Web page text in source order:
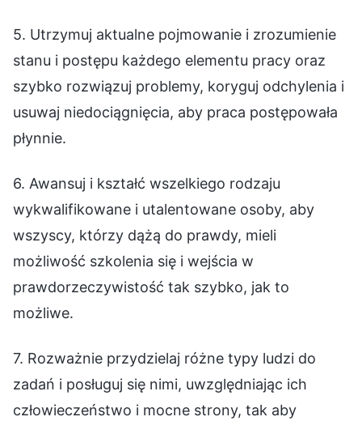
5. Utrzymuj aktualne pojmowanie i zrozumienie
stanu i postępu każdego elementu pracy oraz
szybko rozwiązuj problemy, koryguj odchylenia i
usuwaj niedociągnięcia, aby praca postępowała
płynnie.
6. Awansuj i kształć wszelkiego rodzaju
wykwalifikowane i utalentowane osoby, aby
wszyscy, którzy dążą do prawdy, mieli
możliwość szkolenia się i wejścia w
prawdorzeczywistość tak szybko, jak to
możliwe.
7. Rozważnie przydzielaj różne typy ludzi do
zadań i posługuj się nimi, uwzględniając ich
człowieczeństwo i mocne strony, tak aby